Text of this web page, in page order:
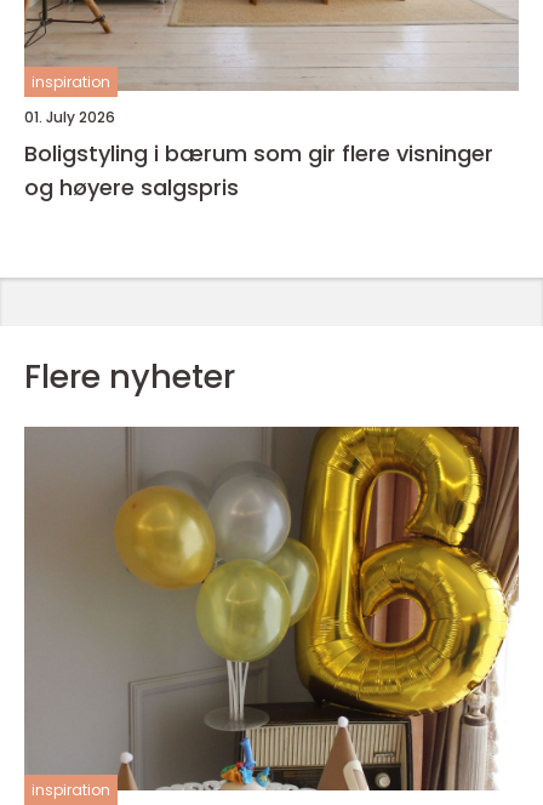
inspiration
01. July 2026
Boligstyling i bærum som gir flere visninger
og høyere salgspris
Flere nyheter
inspiration